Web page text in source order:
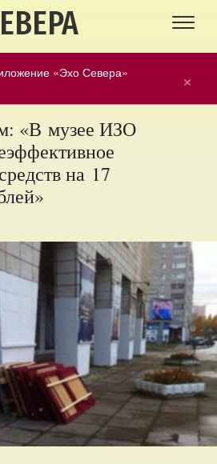
×
«Эхо Севера»
«В музее ИЗО
на 17